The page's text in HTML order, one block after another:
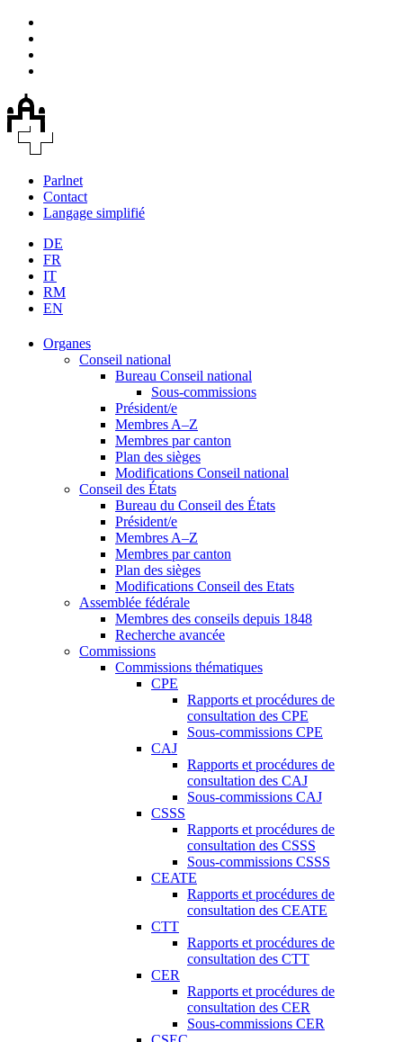
Parlnet
Contact
Langage simplifié
DE
FR
IT
RM
EN
Organes
Conseil national
Bureau Conseil national
Sous-commissions
Président/e
Membres A–Z
Membres par canton
Plan des sièges
Modifications Conseil national
Conseil des États
Bureau du Conseil des États
Président/e
Membres A–Z
Membres par canton
Plan des sièges
Modifications Conseil des Etats
Assemblée fédérale
Membres des conseils depuis 1848
Recherche avancée
Commissions
Commissions thématiques
CPE
Rapports et procédures de
consultation des CPE
Sous-commissions CPE
CAJ
Rapports et procédures de
consultation des CAJ
Sous-commissions CAJ
CSSS
Rapports et procédures de
consultation des CSSS
Sous-commissions CSSS
CEATE
Rapports et procédures de
consultation des CEATE
CTT
Rapports et procédures de
consultation des CTT
CER
Rapports et procédures de
consultation des CER
Sous-commissions CER